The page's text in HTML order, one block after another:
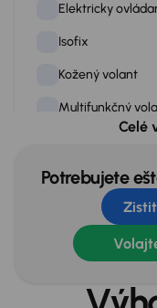
Elektricky
Isofix
Kožený volant
Multifunkčný
Panoramatické
Posilovač
Rádio
Tempomat
Celé
Potrebujete